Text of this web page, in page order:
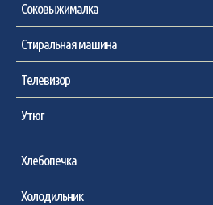
Соковыжималка
Стиральная машина
Телевизор
Утюг
Хлебопечка
Холодильник